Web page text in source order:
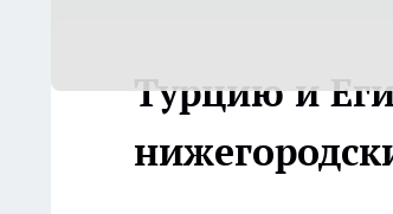
Турцию и